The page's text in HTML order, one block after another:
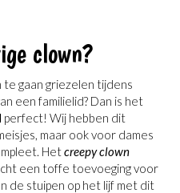
clown?
te gaan griezelen tijdens
een familielid? Dan is het
perfect! Wij hebben dit
maar ook voor dames
Hetcreepy clown
een toffe toevoeging voor
de stuipen op het lijf met dit